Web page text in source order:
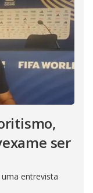
ser
entrevista